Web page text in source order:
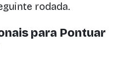
rodada.
para Pontuar